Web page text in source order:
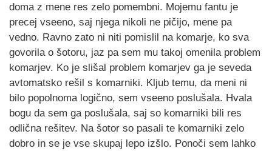
doma z mene res zelo pomembni. Mojemu fantu je
precej vseeno, saj njega nikoli ne pičijo, mene pa
vedno. Ravno zato ni niti pomislil na komarje, ko sva
govorila o šotoru, jaz pa sem mu takoj omenila problem
komarjev. Ko je slišal problem komarjev ga je seveda
avtomatsko rešil s komarniki. Kljub temu, da meni ni
bilo popolnoma logično, sem vseeno poslušala. Hvala
bogu da sem ga poslušala, saj so komarniki bili res
odlična rešitev. Na šotor so pasali te komarniki zelo
dobro in se je vse skupaj lepo izšlo. Ponoči sem lahko